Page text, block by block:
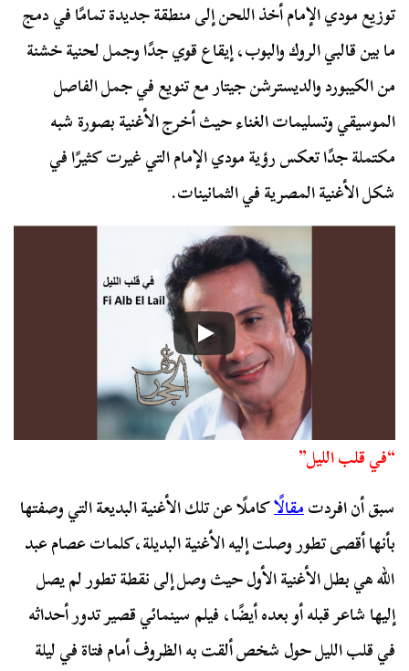
توزيع مودي الإمام أخذ اللحن إلى منطقة جديدة تمامًا في دمج
ما بين قالبي الروك والبوب، إيقاع قوي جدًا وجمل لحنية خشنة
من الكيبورد والديسترشن جيتار مع تنويع في جمل الفاصل
الموسيقي وتسليمات الغناء حيث أخرج الأغنية بصورة شبه
مكتملة جدًا تعكس رؤية مودي الإمام التي غيرت كثيرًا في
شكل الأغنية المصرية في الثمانينات.
“في قلب الليل”
سبق أن افردتمقالًاكاملًا عن تلك الأغنية البديعة التي وصفتها
بأنها أقصى تطور وصلت إليه الأغنية البديلة،كلمات عصام عبد
الله هي بطل الأغنية الأول حيث وصل إلى نقطة تطور لم يصل
إليها شاعر قبله أو بعده أيضًا، فيلم سينمائي قصير تدور أحداثه
في قلب الليل حول شخص ألقت به الظروف أمام فتاة في ليلة